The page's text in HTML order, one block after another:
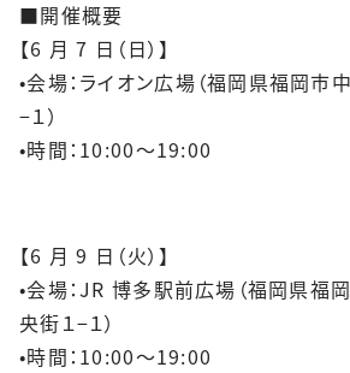
■開催概要
【6 月 7 日（日）】
•会場：ライオン広場（福岡県福岡市
−１）
•時間：10:00～19:00
【6 月 9 日（火）】
•会場：JR 博多駅前広場（福岡県福
央街１−１）
•時間：10:00～19:00